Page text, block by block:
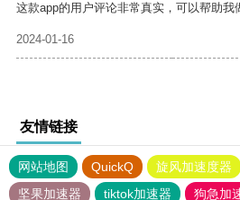
这款app的用户评论非常真实，可以帮助我
2024-01-16
友情链接
网站地图 QuickQ 旋风加速度器
坚果加速器
tiktok加速器
狗急加